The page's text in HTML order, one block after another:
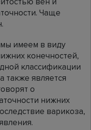
Чаще
имеем в виду
конечностей,
классификации
также является
о
нижних
варикоза,